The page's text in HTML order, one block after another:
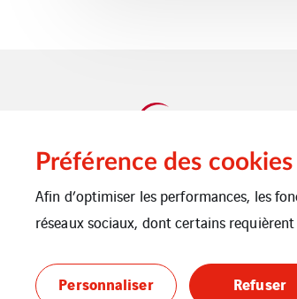
Plan du site Mentions
Préférence des cookies
Afin d’optimiser les performances, les
réseaux sociaux, dont certains
Personnaliser Refuser